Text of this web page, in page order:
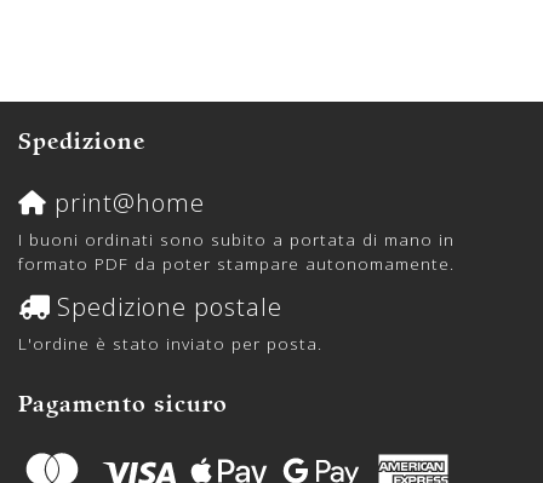
Spedizione
print@home
I buoni ordinati sono subito a portata di mano in
formato PDF da poter stampare autonomamente.
Spedizione postale
L'ordine è stato inviato per posta.
Pagamento sicuro